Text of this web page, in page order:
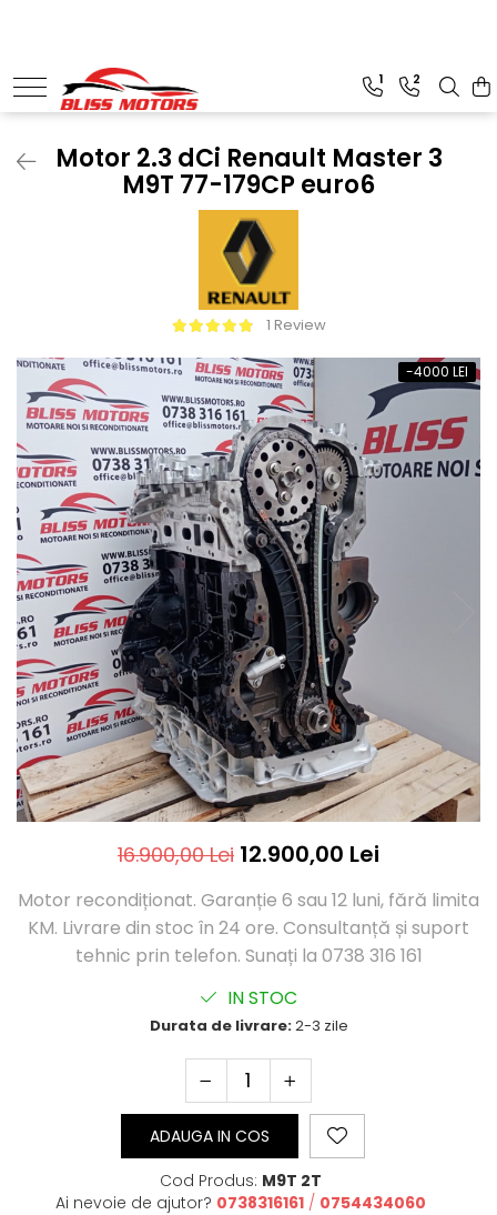
Piese Motoare
Turbosuflante și accesorii
Kituri de reparații
Piese Camioane
Vibrochen camioane
1 2
Motor 2.3 dCi Renault Master 3
M9T 77-179CP euro6
1 Review
-4000 LEI
16.900,00 Lei 12.900,00 Lei
Motor recondiționat. Garanție 6 sau 12 luni, fără limita
KM. Livrare din stoc în 24 ore. Consultanță și suport
tehnic prin telefon. Sunați la 0738 316 161
IN STOC
Durata de livrare:2-3 zile
ADAUGA IN COS
Cod Produs: M9T 2T
Ai nevoie de ajutor? 0738316161 / 0754434060